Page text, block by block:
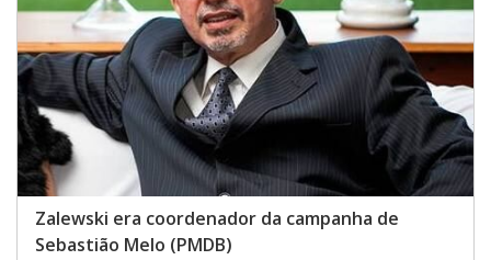
Zalewski era coordenador da campanha de
Sebastião Melo (PMDB)